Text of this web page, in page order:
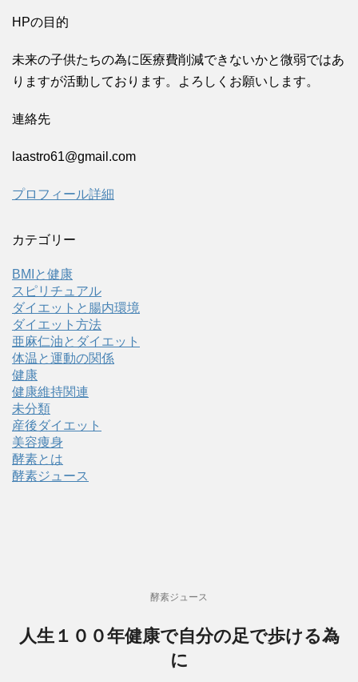
HPの目的
未来の子供たちの為に医療費削減できないかと微弱ではあ
りますが活動しております。よろしくお願いします。
連絡先
laastro61@gmail.com
プロフィール詳細
カテゴリー
BMIと健康
スピリチュアル
ダイエットと腸内環境
ダイエット方法
亜麻仁油とダイエット
体温と運動の関係
健康
健康維持関連
未分類
産後ダイエット
美容痩身
酵素とは
酵素ジュース
酵素ジュース
人生１００年健康で自分の足で歩ける為
に